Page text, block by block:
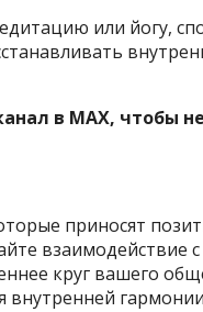
или йогу,
в MAX, чтобы
приносят
взаимодействие
круг вашего
внутренней